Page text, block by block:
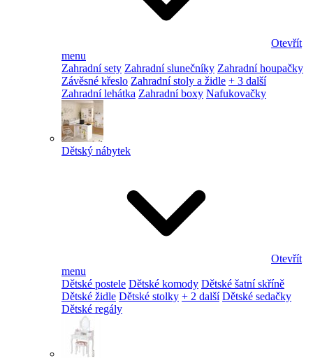
Otevřít
menu
Zahradní sety Zahradní slunečníky Zahradní houpačky
Závěsné křeslo Zahradní stoly a židle + 3 další
Zahradní lehátka Zahradní boxy Nafukovačky
Dětský nábytek
Otevřít
menu
Dětské postele Dětské komody Dětské šatní skříně
Dětské židle Dětské stolky + 2 další Dětské sedačky
Dětské regály